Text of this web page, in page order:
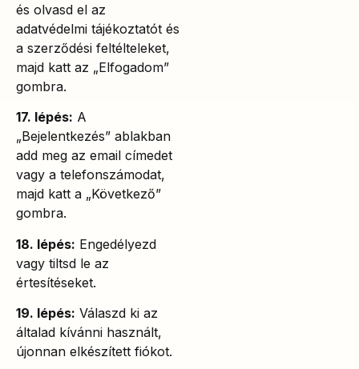
és olvasd el az
adatvédelmi tájékoztatót és
a szerződési feltélteleket,
majd katt az „Elfogadom”
gombra.
17. lépés: A
„Bejelentkezés” ablakban
add meg az email címedet
vagy a telefonszámodat,
majd katt a „Következő”
gombra.
18. lépés: Engedélyezd
vagy tiltsd le az
értesítéseket.
19. lépés: Válaszd ki az
általad kívánni használt,
újonnan elkészített fiókot.